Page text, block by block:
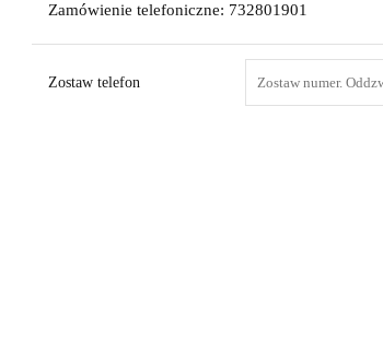
Zamówienie telefoniczne: 732801901
Zostaw telefon